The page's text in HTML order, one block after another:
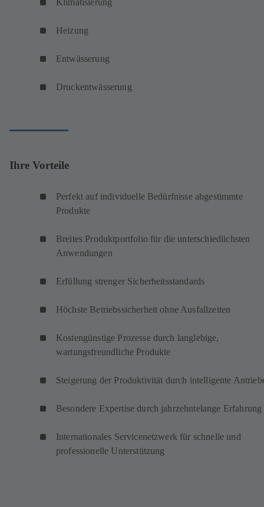
Heizung
Entwässerung
Druckentwässerung
Ihre Vorteile
Perfekt auf individuelle Bedürfnisse abgestimmte
Produkte
Breites Produktportfolio für die unterschiedlichsten
Anwendungen
Erfüllung strenger Sicherheitsstandards
Höchste Betriebssicherheit ohne Ausfallzeiten
Kostengünstige Prozesse durch langlebige,
wartungsfreundliche Produkte
Steigerung der Produktivität durch intelligente
Besondere Expertise durch jahrzehntelange Erfahrung
Internationales Servicenetzwerk für schnelle und
professionelle Unterstützung